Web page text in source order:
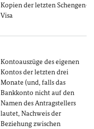
Kopien der letzten Schengen-
Visa
Kontoauszüge des eigenen
Kontos der letzten drei
Monate (und, falls das
Bankkonto nicht auf den
Namen des Antragstellers
lautet, Nachweis der
Beziehung zwischen